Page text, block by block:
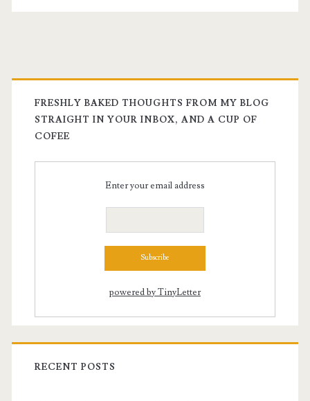
a
FRESHLY BAKED THOUGHTS FROM MY BLOG
STRAIGHT IN YOUR INBOX, AND A CUP OF
COFEE
Enter your email address
powered by TinyLetter
RECENT POSTS